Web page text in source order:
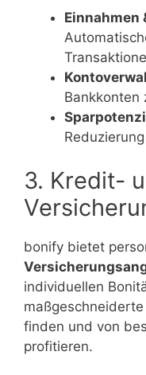
Einnahmen
Bankkonten
3. Kredit-
bonify bietet
individuellen
finden und von
profitieren.